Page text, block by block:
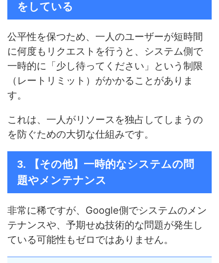
をしている
公平性を保つため、一人のユーザーが短時間
に何度もリクエストを行うと、システム側で
一時的に「少し待ってください」という制限
（レートリミット）がかかることがありま
す。
これは、一人がリソースを独占してしまうの
を防ぐための大切な仕組みです。
3. 【その他】一時的なシステムの問
題やメンテナンス
非常に稀ですが、Google側でシステムのメン
テナンスや、予期せぬ技術的な問題が発生し
ている可能性もゼロではありません。